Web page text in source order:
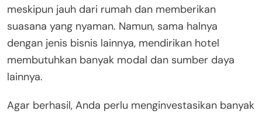
meskipun jauh dari rumah dan memberikan
suasana yang nyaman. Namun, sama halnya
dengan jenis bisnis lainnya, mendirikan hotel
membutuhkan banyak modal dan sumber daya
lainnya.
Agar berhasil, Anda perlu menginvestasikan banyak